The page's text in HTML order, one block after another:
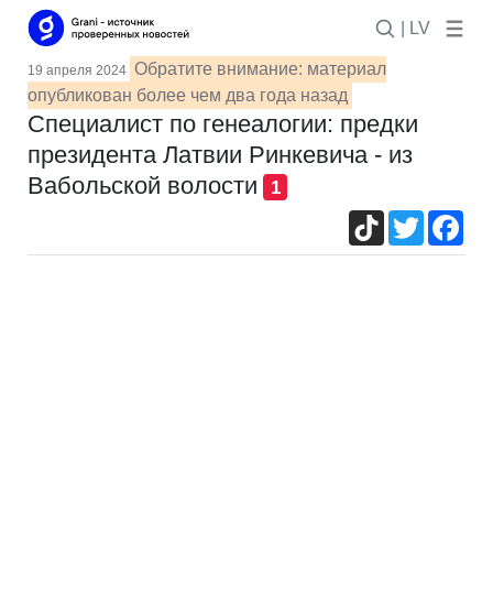
| LV
19 апреля 2024 Обратите внимание: материал
опубликован более чем два года назад
Специалист по генеалогии: предки
президента Латвии Ринкевича - из
Вабольской волости
1
TikTokTwitter